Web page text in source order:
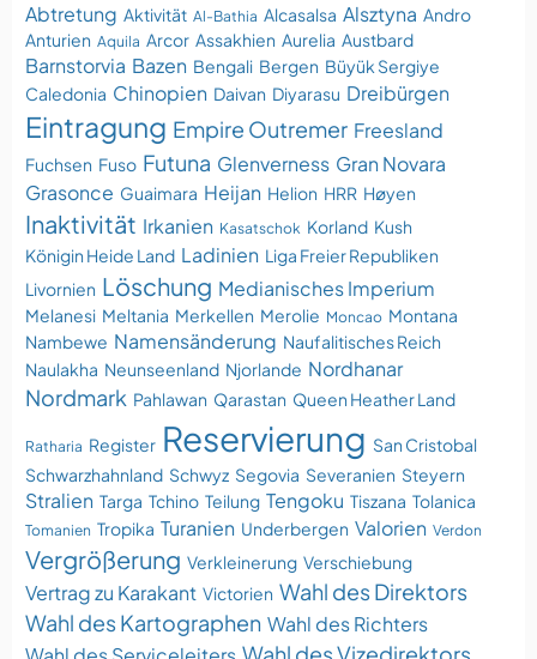
Abtretung Aktivität Al-Bathia Alcasalsa Alsztyna Andro
Anturien Aquila Arcor Assakhien Aurelia Austbard
Barnstorvia Bazen Bengali Bergen Büyük Sergiye
Caledonia Chinopien Daivan Diyarasu Dreibürgen
Eintragung Empire Outremer Freesland
Fuchsen Fuso Futuna Glenverness Gran Novara
Grasonce Guaimara Heijan Helion HRR Høyen
Inaktivität Irkanien Kasatschok Korland Kush
Königin Heide Land Ladinien Liga Freier Republiken
Livornien Löschung Medianisches Imperium
Melanesi Meltania Merkellen Merolie Moncao Montana
Nambewe Namensänderung Naufalitisches Reich
Naulakha Neunseenland Njorlande Nordhanar
Nordmark Pahlawan Qarastan Queen Heather Land
Ratharia Register Reservierung San Cristobal
Schwarzhahnland Schwyz Segovia Severanien Steyern
Stralien Targa Tchino Teilung Tengoku Tiszana Tolanica
Tomanien Tropika Turanien Underbergen Valorien Verdon
Vergrößerung Verkleinerung Verschiebung
Vertrag zu Karakant Victorien Wahl des Direktors
Wahl des Kartographen Wahl des Richters